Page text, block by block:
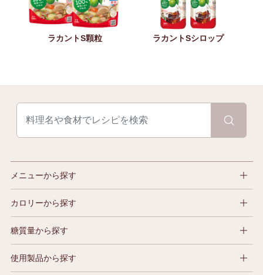
ラカントS顆粒 ラカントSシロップ
メニューから探す
カロリーから探す
糖質量から探す
使用製品から探す